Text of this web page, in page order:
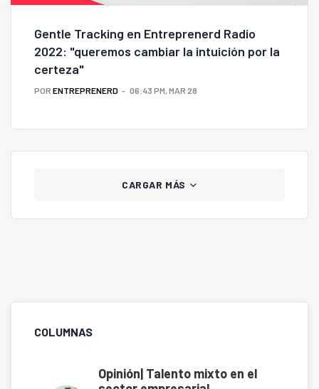
Gentle Tracking en Entreprenerd Radio
2022: "queremos cambiar la intuición por la
certeza"
POR ENTREPRENERD 06:43 PM, MAR 28
CARGAR MÁS
COLUMNAS
Opinión| Talento mixto en el